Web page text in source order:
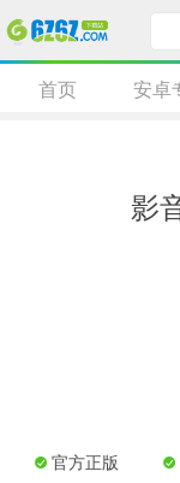
首页 安卓
影
官方正版